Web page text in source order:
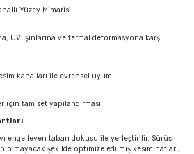
Yüzey Mimarisi
UV ışınlarına ve termal deformasyona karşı
kanalları ile evrensel uyum
için tam set yapılandırması
engelleyen taban dokusu ile yerleştirilir. Sürüş
olmayacak şekilde optimize edilmiş kesim hatları,